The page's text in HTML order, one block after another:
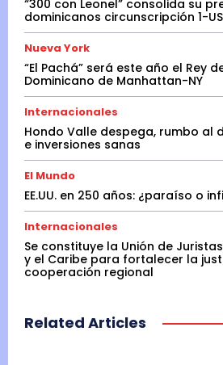
“300 con Leonel” consolida su
dominicanos circunscripción 1-
Nueva York
“El Pachá” será este año el Rey
Dominicano de Manhattan-NY
Internacionales
Hondo Valle despega, rumbo al
e inversiones sanas
El Mundo
EE.UU. en 250 años: ¿paraíso o
Internacionales
Se constituye la Unión de
y el Caribe para fortalecer la
cooperación regional
Related Articles